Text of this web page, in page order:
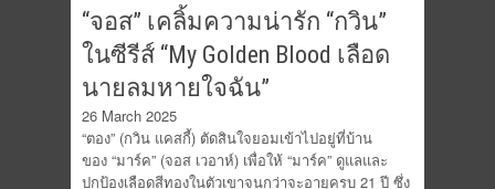
“จอส” เคลิ้มความน่ารัก “กวิน”
ในซีรีส์ “My Golden Blood เลือด
นายลมหายใจฉัน”
26 March 2025
“ตอง” (กวิน แคสกี้) ตัดสินใจยอมเข้าไปอยู่ที่บ้าน
ของ “มาร์ค” (จอส เวอาห์) เพื่อให้ “มาร์ค” ดูแลและ
ปกป้องเลือดสีทองในตัวเขาจนกว่าจะอายุครบ 21 ปี ซึ่ง